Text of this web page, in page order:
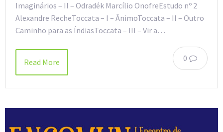
Imaginários – II – Odradék Marcílio OnofreEstudo nº 2
Alexandre RecheToccata – I – ÂnimoToccata – II – Outro
Caminho para as ÍndiasToccata – III – Vir a…
0
Read More